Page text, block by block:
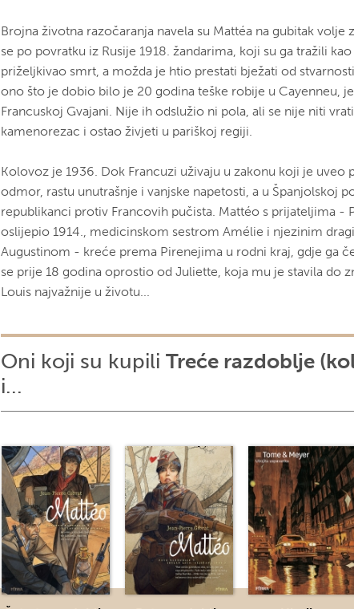
Brojna životna razočaranja navela su Mattéa na gubitak volje
se po povratku iz Rusije 1918. žandarima, koji su ga tražili
priželjkivao smrt, a možda je htio prestati bježati od
ono što je dobio bilo je 20 godina teške robije u Cayenneu,
Francuskoj Gvajani. Nije ih odslužio ni pola, ali se nije niti
kamenorezac i ostao živjeti u pariškoj regiji.
Kolovoz je 1936. Dok Francuzi uživaju u zakonu koji je uveo
odmor, rastu unutrašnje i vanjske napetosti, a u Španjolskoj
republikanci protiv Francovih pučista. Mattéo s prijateljima -
oslijepio 1914., medicinskom sestrom Amélie i njezinim
Augustinom - kreće prema Pirenejima u rodni kraj, gdje ga
se prije 18 godina oprostio od Juliette, koja mu je stavila do
Louis najvažnije u životu...
Oni koji su kupili Treće razdoblje
i...